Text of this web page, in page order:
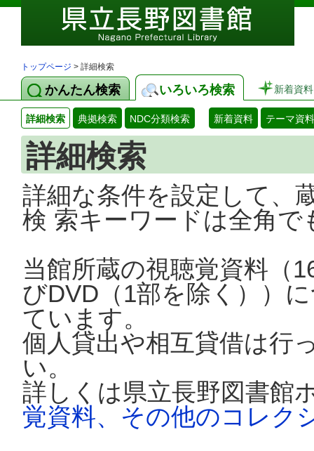
トップページ > 詳細検索
かんたん検索 いろいろ検索 新着資料
詳細検索 典拠検索 NDC分類検索 新着資料 テーマ資料
詳細検索
詳細な条件を設定して、
検 索キーワードは全角
当館所蔵の視聴覚資料（
びDVD（1部を除く））
ています。
個人貸出や相互貸借は行
い。
詳しくは県立長野図書館
覚資料、その他のコレク